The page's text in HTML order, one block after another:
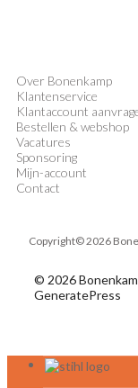
Over Bonenkamp
Klantenservice
Klantaccount
Bestellen & webshop
Vacatures
Sponsoring
Mijn-account
Contact
Copyright© 2026
© 2026
GeneratePress